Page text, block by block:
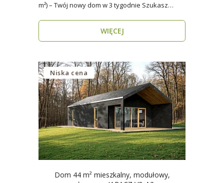
m²) – Twój nowy dom w 3 tygodnie Szukasz
WIĘCEJ
Niska cena
Dom 44 m² mieszkalny, modułowy,